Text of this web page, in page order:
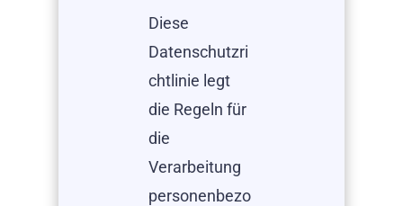
Diese
Datenschutzri
chtlinie legt
die Regeln für
die
Verarbeitung
personenbezo